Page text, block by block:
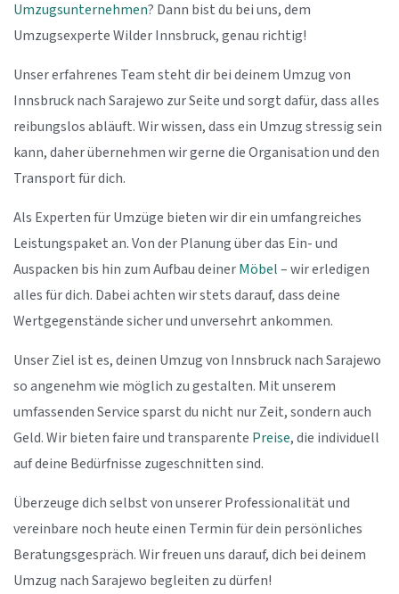
Umzugsunternehmen? Dann bist du bei uns, dem
Umzugsexperte Wilder Innsbruck, genau richtig!
Unser erfahrenes Team steht dir bei deinem Umzug von
Innsbruck nach Sarajewo zur Seite und sorgt dafür, dass alles
reibungslos abläuft. Wir wissen, dass ein Umzug stressig sein
kann, daher übernehmen wir gerne die Organisation und den
Transport für dich.
Als Experten für Umzüge bieten wir dir ein umfangreiches
Leistungspaket an. Von der Planung über das Ein- und
Auspacken bis hin zum Aufbau deinerMöbel– wir erledigen
alles für dich. Dabei achten wir stets darauf, dass deine
Wertgegenstände sicher und unversehrt ankommen.
Unser Ziel ist es, deinen Umzug von Innsbruck nach Sarajewo
so angenehm wie möglich zu gestalten. Mit unserem
umfassenden Service sparst du nicht nur Zeit, sondern auch
Geld. Wir bieten faire und transparente Preise, die individuell
auf deine Bedürfnisse zugeschnitten sind.
Überzeuge dich selbst von unserer Professionalität und
vereinbare noch heute einen Termin für dein persönliches
Beratungsgespräch. Wir freuen uns darauf, dich bei deinem
Umzug nach Sarajewo begleiten zu dürfen!